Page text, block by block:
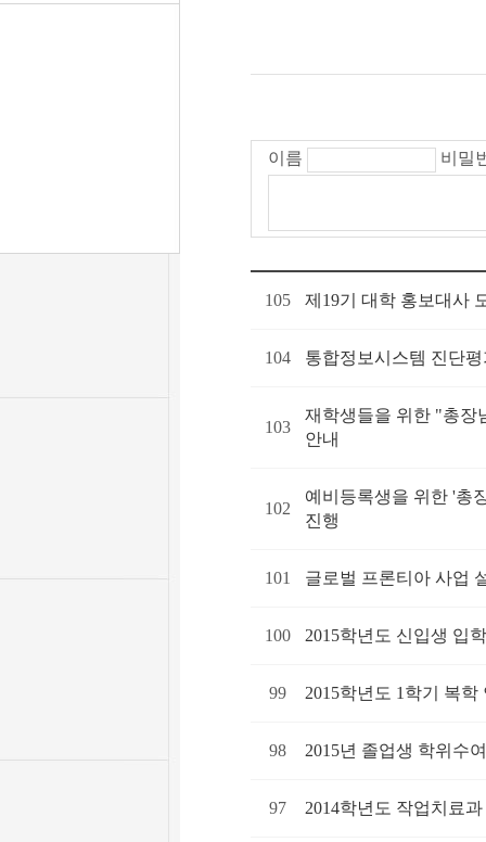
이름 비밀
105 제19기 대학 홍보대사
104 통합정보시스템 진단
103
재학생들을 위한 "총장
안내
102
예비등록생을 위한 '총
진행
101 글로벌 프론티아 사업
100 2015학년도 신입생 입
99 2015학년도 1학기 복학
98 2015년 졸업생 학위수
97 2014학년도 작업치료